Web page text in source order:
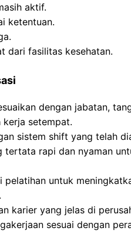
aktif.
ketentuan.
dari fasilitas kesehatan.
dengan jabatan,
kerja setempat.
sistem shift yang telah
tertata rapi dan nyaman
pelatihan untuk
karier yang jelas di
sesuai dengan